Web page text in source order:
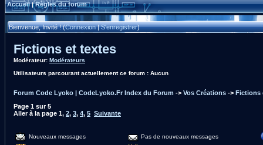
Accueil|Règles du forum
Bienvenue, Invité ! (Connexion|S'enregistrer)
Fictions et textes
Modérateur: Modérateurs
Utilisateurs parcourant actuellement ce forum : Aucun
Forum Code Lyoko | CodeLyoko.Fr Index du Forum -> Vos Créations -> Fictions
Page 1 sur5
Aller à la page 1, 2, 3, 4, 5 Suivante
Nouveaux messages
Pas de nouveaux messages